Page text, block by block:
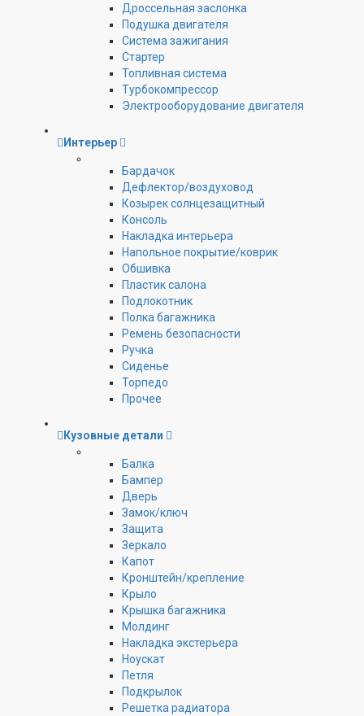
Дроссельная заслонка
Подушка двигателя
Система зажигания
Стартер
Топливная система
Турбокомпрессор
Электрооборудование двигателя
Интерьер
Бардачок
Дефлектор/воздуховод
Козырек солнцезащитный
Консоль
Накладка интерьера
Напольное покрытие/коврик
Обшивка
Пластик салона
Подлокотник
Полка багажника
Ремень безопасности
Ручка
Сиденье
Торпедо
Прочее
Кузовные детали
Балка
Бампер
Дверь
Замок/ключ
Защита
Зеркало
Капот
Кронштейн/крепление
Крыло
Крышка багажника
Молдинг
Накладка экстерьера
Ноускат
Петля
Подкрылок
Решетка радиатора